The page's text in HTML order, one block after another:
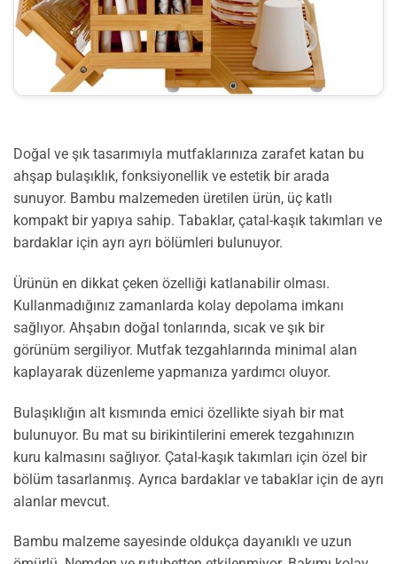
Doğal ve şık tasarımıyla mutfaklarınıza zarafet katan bu
ahşap bulaşıklık, fonksiyonellik ve estetik bir arada
sunuyor. Bambu malzemeden üretilen ürün, üç katlı
kompakt bir yapıya sahip. Tabaklar, çatal-kaşık takımları ve
bardaklar için ayrı ayrı bölümleri bulunuyor.
Ürünün en dikkat çeken özelliği katlanabilir olması.
Kullanmadığınız zamanlarda kolay depolama imkanı
sağlıyor. Ahşabın doğal tonlarında, sıcak ve şık bir
görünüm sergiliyor. Mutfak tezgahlarında minimal alan
kaplayarak düzenleme yapmanıza yardımcı oluyor.
Bulaşıklığın alt kısmında emici özellikte siyah bir mat
bulunuyor. Bu mat su birikintilerini emerek tezgahınızın
kuru kalmasını sağlıyor. Çatal-kaşık takımları için özel bir
bölüm tasarlanmış. Ayrıca bardaklar ve tabaklar için de ayrı
alanlar mevcut.
Bambu malzeme sayesinde oldukça dayanıklı ve uzun